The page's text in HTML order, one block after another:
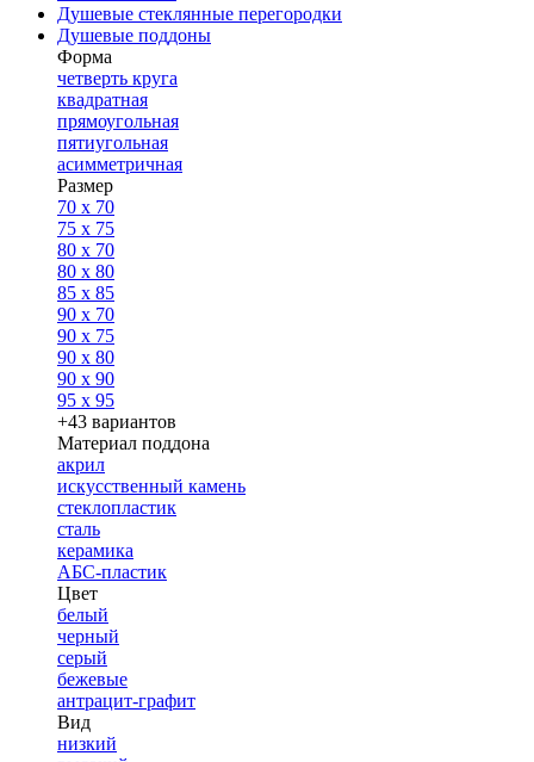
Душевые стеклянные перегородки
Душевые поддоны
Форма
четверть круга
квадратная
прямоугольная
пятиугольная
асимметричная
Размер
70 x 70
75 x 75
80 x 70
80 x 80
85 x 85
90 x 70
90 x 75
90 x 80
90 x 90
95 x 95
+43 вариантов
Материал поддона
акрил
искусственный камень
стеклопластик
сталь
керамика
АБС-пластик
Цвет
белый
черный
серый
бежевые
антрацит-графит
Вид
низкий